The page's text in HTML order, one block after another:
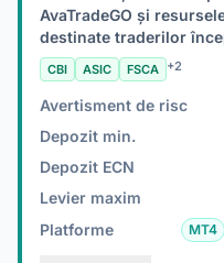
AvaTradeGO și
destinate traderilor
CBI ASIC FSCA +2
Avertisment de risc
Depozit min.
Depozit ECN
Levier maxim
Platforme MT4